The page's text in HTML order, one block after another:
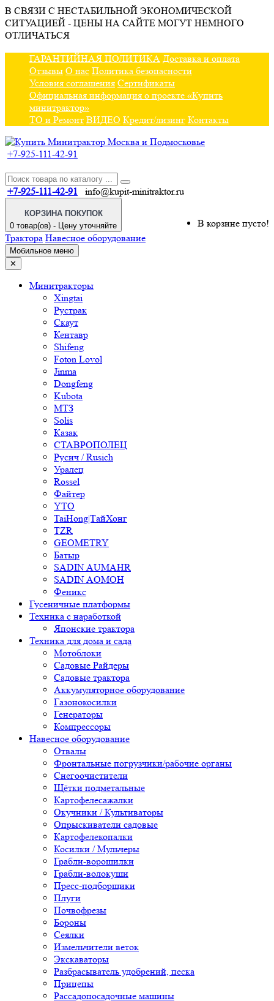
В СВЯЗИ С НЕСТАБИЛЬНОЙ ЭКОНОМИЧЕСКОЙ
СИТУАЦИЕЙ - ЦЕНЫ НА САЙТЕ МОГУТ НЕМНОГО
ОТЛИЧАТЬСЯ
ГАРАНТИЙНАЯ ПОЛИТИКА Доставка и оплата
Отзывы О нас Политика безопасности
Условия соглашения Сертификаты
Официальная информация о проекте «Купить
минитрактор»
ТО и Ремонт ВИДЕО Кредит/лизинг Контакты
+7-925-111-42-91
+7-925-111-42-91 info@kupit-minitraktor.ru
КОРЗИНА ПОКУПОК
0 товар(ов) - Цену уточняйте
В корзине пусто!
Трактора Навесное оборудование
Мобильное меню
✕
Минитракторы
Xingtai
Рустрак
Скаут
Кентавр
Shifeng
Foton Lovol
Jinma
Dongfeng
Kubota
МТЗ
Solis
Казак
СТАВРОПОЛЕЦ
Русич / Rusich
Уралец
Rossel
Файтер
YTO
TaiHong|ТайХонг
TZR
GEOMETRY
Батыр
SADIN AUMAHR
SADIN AOMOH
Феникс
Гусеничные платформы
Техника с наработкой
Японские трактора
Техника для дома и сада
Мотоблоки
Садовые Райдеры
Садовые трактора
Аккумуляторное оборудование
Газонокосилки
Генераторы
Компрессоры
Навесное оборудование
Отвалы
Фронтальные погрузчики/рабочие органы
Снегоочистители
Щётки подметальные
Картофелесажалки
Окучники / Культиваторы
Опрыскиватели садовые
Картофелекопалки
Косилки / Мульчеры
Грабли-ворошилки
Грабли-волокуши
Пресс-подборщики
Плуги
Почвофрезы
Бороны
Сеялки
Измельчители веток
Экскаваторы
Разбрасыватель удобрений, песка
Прицепы
Рассадопосадочные машины